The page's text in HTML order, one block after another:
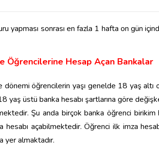
yapması sonrası en fazla 1 hafta on gün
Öğrencilerine Hesap Açan Bankalar
dönemi öğrencilerin yaşı genelde 18 yaş altı
yaş üstü banka hesabı şartlarına göre
Şu anda birçok banka öğrenci birikim
açabilmektedir. Öğrenci ilk imza
yer almaktadır.